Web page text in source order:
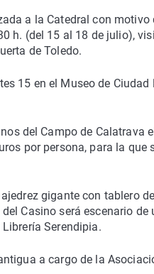
a la Catedral con motivo
h. (del 15 al 18 de julio),
de Toledo.
15 en el Museo de Ciudad
del Campo de Calatrava
por persona, para la que
gigante con tablero
Casino será escenario de
Serendipia.
a cargo de la